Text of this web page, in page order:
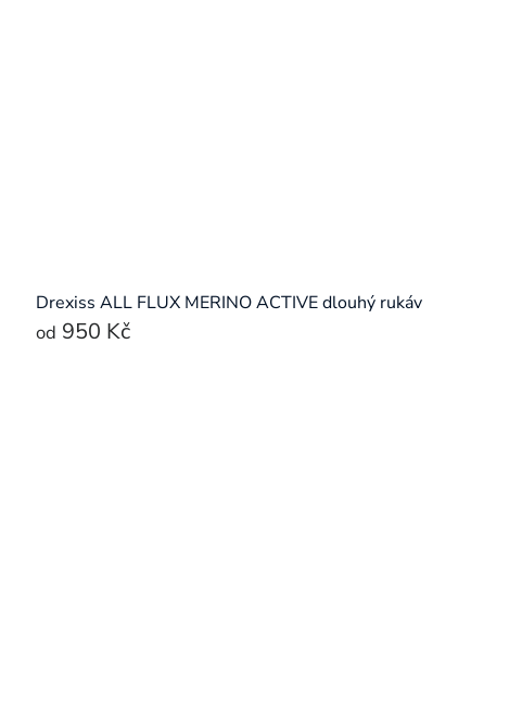
Drexiss ALL FLUX MERINO ACTIVE dlouhý rukáv
od 950 Kč